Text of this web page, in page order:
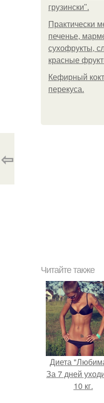
грузински".
Практически
печенье,
сухофрукты,
красные
Кефирный
перекуса.
⇦
Читайте также
Диета
За 7 дней
10 кг.